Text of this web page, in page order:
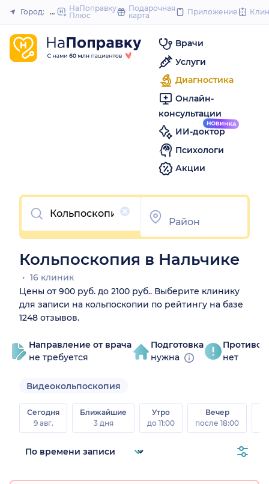
to
Закрыть
Город: НальчикНаПоправку
Плюс
Подарочная
карта
Приложение
Врачи
Услуги
Диагностика
Онлайн-
консультации
ИИ-доктор
Психологи
Акции
Очистить
Кольпоскопия в Нальчике
16 клиник
Цены от 900 руб. до 2100 руб.. Выберите клинику
для записи на кольпоскопии по рейтингу на базе
1248 отзывов.
Направление от врача
не требуется
Подготовка
нужна
нет
Видеокольпоскопия
Сегодня
9 авг.
Ближайшие
3 дня
Утро
до 11:00
Вечер
после 18:00